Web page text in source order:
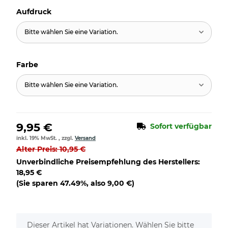
Aufdruck
Bitte wählen Sie eine Variation.
Farbe
Bitte wählen Sie eine Variation.
9,95 € Sofort verfügbar
inkl. 19% MwSt. , zzgl. Versand
Alter Preis: 10,95 €
Unverbindliche Preisempfehlung des Herstellers:
18,95 €
(Sie sparen 47.49%, also 9,00 €)
x
Dieser Artikel hat Variationen. Wählen Sie bitte